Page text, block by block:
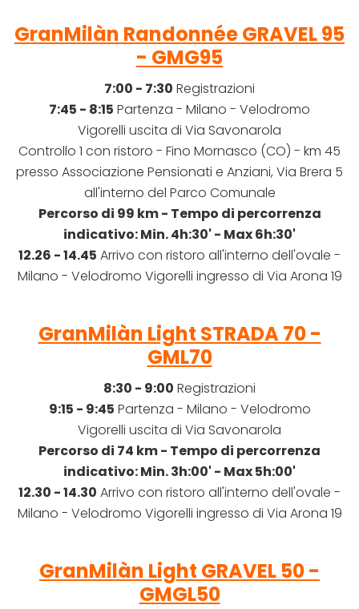
GranMilàn Randonnée GRAVEL 95
- GMG95
7:00 - 7:30 Registrazioni
7:45 - 8:15 Partenza - Milano - Velodromo
Vigorelli uscita di Via Savonarola
Controllo 1 con ristoro - Fino Mornasco (CO) - km 45
presso Associazione Pensionati e Anziani, Via Brera 5
all'interno del Parco Comunale
Percorso di 99 km - Tempo di percorrenza
indicativo: Min. 4h:30' - Max 6h:30'
12.26 - 14.45 Arrivo con ristoro all'interno dell'ovale -
Milano - Velodromo Vigorelli ingresso di Via Arona 19
GranMilàn Light STRADA 70 -
GML70
8:30 - 9:00 Registrazioni
9:15 - 9:45 Partenza - Milano - Velodromo
Vigorelli uscita di Via Savonarola
Percorso di 74 km - Tempo di percorrenza
indicativo: Min. 3h:00' - Max 5h:00'
12.30 - 14.30 Arrivo con ristoro all'interno dell'ovale -
Milano - Velodromo Vigorelli ingresso di Via Arona 19
GranMilàn Light GRAVEL 50 -
GMGL50